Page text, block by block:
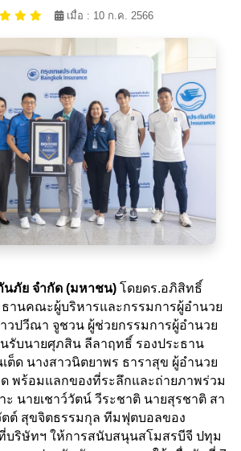
เมื่อ : 10 ก.ค. 2566
นภัย จำกัด (มหาชน) โดยดร.อภิสิทธิ์
านคณะผู้บริหารและกรรมการผู้อำนวย
วปวีณา จูชวน ผู้ช่วยกรรมการผู้อำนวย
รับนายศุภสิน ลีลาฤทธิ์ รองประธาน
ต็ด นางสาวนิตยาพร ธาราสุข ผู้อำนวย
พร้อมแลกของที่ระลึกและถ่ายภาพร่วม
นายเชาว์วัตน์ วีระชาติ นายสุรชาติ สา
ต์ สุขจิตธรรมกุล ทีมฟุตบอลของ
บริษัทฯ ให้การสนับสนุนสโมสรบีจี ปทุม